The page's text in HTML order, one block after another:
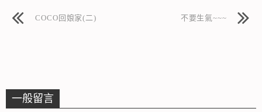
COCO回娘家(二) 不要生氣~~~
一般留言